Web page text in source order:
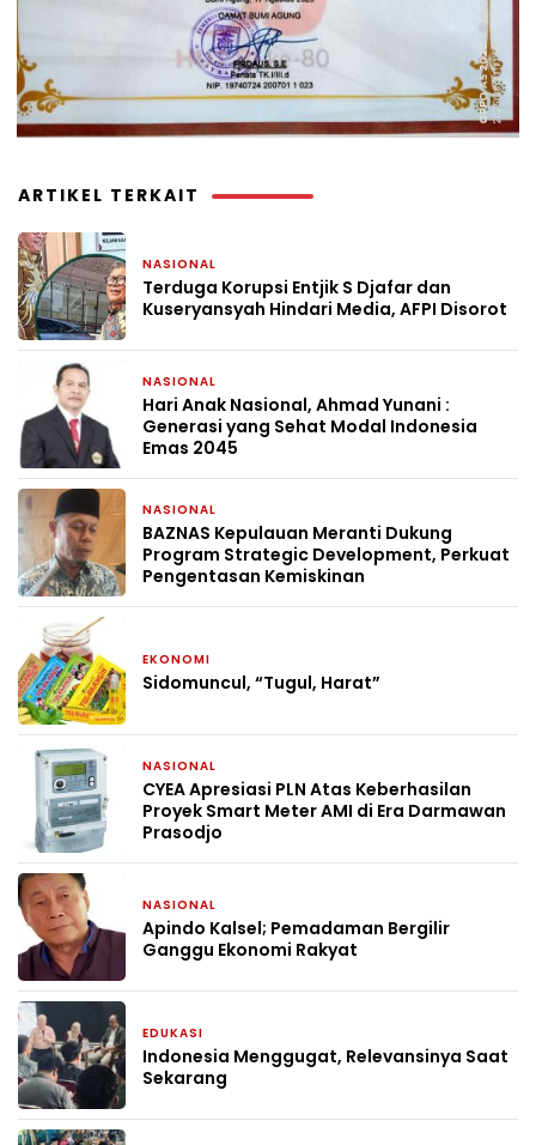
ARTIKEL TERKAIT
NASIONAL
Terduga Korupsi Entjik S Djafar dan
Kuseryansyah Hindari Media, AFPI Disorot
NASIONAL
Hari Anak Nasional, Ahmad Yunani :
Generasi yang Sehat Modal Indonesia
Emas 2045
NASIONAL
BAZNAS Kepulauan Meranti Dukung
Program Strategic Development, Perkuat
Pengentasan Kemiskinan
EKONOMI
Sidomuncul, “Tugul, Harat”
NASIONAL
CYEA Apresiasi PLN Atas Keberhasilan
Proyek Smart Meter AMI di Era Darmawan
Prasodjo
NASIONAL
Apindo Kalsel; Pemadaman Bergilir
Ganggu Ekonomi Rakyat
EDUKASI
Indonesia Menggugat, Relevansinya Saat
Sekarang